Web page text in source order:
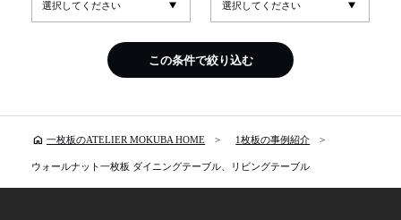
この条件で絞り込む
home 一枚板のATELIER MOKUBA HOME 1枚板の事例紹介
ウォールナット一枚板 ダイニングテーブル、リビングテーブル